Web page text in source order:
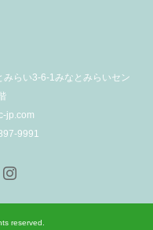
みらい3-6-1みなとみらいセン
jp.com
9991
reserved.